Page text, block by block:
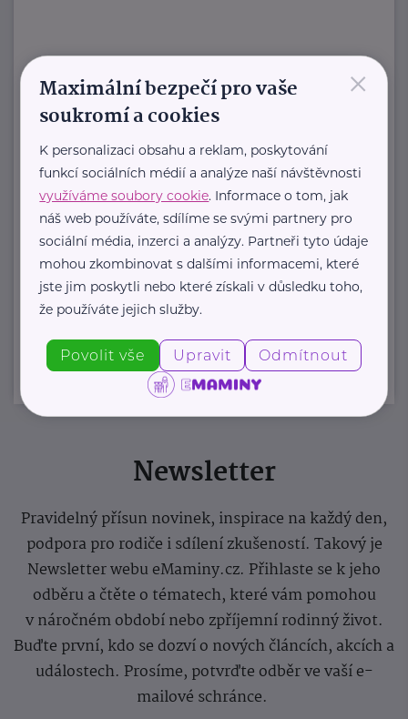
zdravotnické pomůcky a hygienická
řešení s dlouholetou tradicí.
Zaměřuje ...
https://hartmanndirect.com/cs-cz
+420 800 100 150
info@hartmanndirect.cz
Zobrazit přehled společností
Newsletter
Pravidelný přísun novinek, inspirace na každý den,
podpora pro rodiče i sdílení zkušeností. Takový je
Newsletter webu eMaminy.cz. Přihlaste se k jeho
odběru a čtěte o tématech, které vám pomohou
v náročném období nebo zpříjemní rodinný život.
Buďte první, kdo se dozví o nových článcích, akcích a
událostech. Prosíme, potvrďte odběr ve vaší e-
mailové schránce.
×
Maximální bezpečí pro vaše
soukromí a cookies
K personalizaci obsahu a reklam, poskytování
funkcí sociálních médií a analýze naší návštěvnosti
využíváme soubory cookie. Informace o tom, jak
náš web používáte, sdílíme se svými partnery pro
sociální média, inzerci a analýzy. Partneři tyto údaje
mohou zkombinovat s dalšími informacemi, které
jste jim poskytli nebo které získali v důsledku toho,
že používáte jejich služby.
Povolit vše Upravit Odmítnout